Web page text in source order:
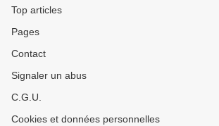
Top articles
Pages
Contact
Signaler un abus
C.G.U.
Cookies et données personnelles